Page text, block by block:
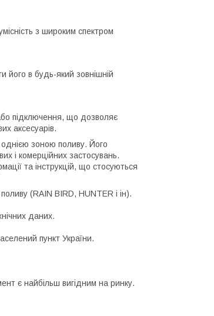
з широким спектром
його в будь-який зовнішній
підключення, що дозволяє
аксесуарів.
зоною поливу. Його
і комерційних застосувань.
та інструкцій, що стосуються
(RAIN BIRD, HUNTER і ін).
даних.
пункт України.
є найбільш вигідним на ринку.